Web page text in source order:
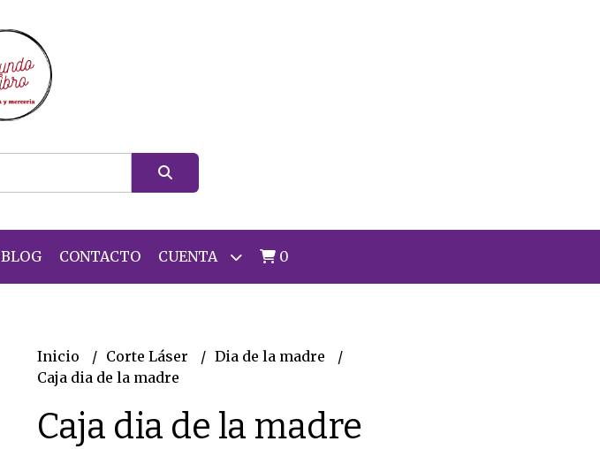
BLOG CONTACTO CUENTA 0
Inicio Corte Láser
Dia de la madre
Caja dia de la madre
Caja dia de la madre